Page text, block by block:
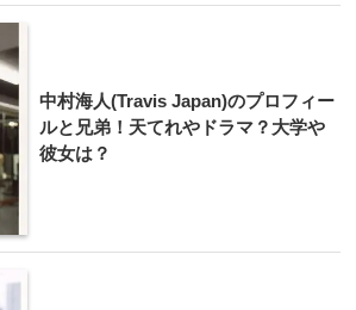
中村海人(Travis Japan)のプロフィー
ルと兄弟！天てれやドラマ？大学や
彼女は？